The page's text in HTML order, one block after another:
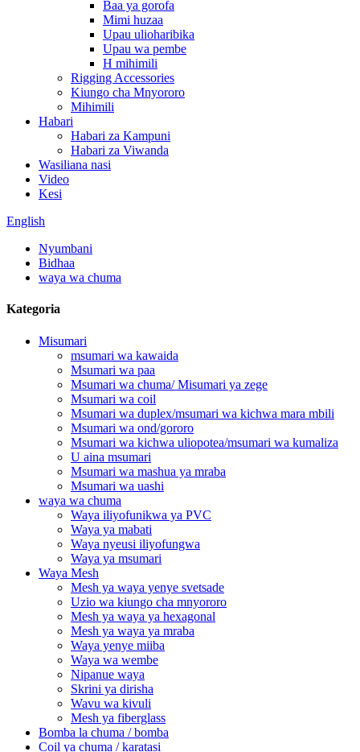
Baa ya gorofa
Mimi huzaa
Upau ulioharibika
Upau wa pembe
H mihimili
Rigging Accessories
Kiungo cha Mnyororo
Mihimili
Habari
Habari za Kampuni
Habari za Viwanda
Wasiliana nasi
Video
Kesi
English
Nyumbani
Bidhaa
waya wa chuma
Kategoria
Misumari
msumari wa kawaida
Msumari wa paa
Msumari wa chuma/ Misumari ya zege
Msumari wa coil
Msumari wa duplex/msumari wa kichwa mara mbili
Msumari wa ond/gororo
Msumari wa kichwa uliopotea/msumari wa kumaliza
U aina msumari
Msumari wa mashua ya mraba
Msumari wa uashi
waya wa chuma
Waya iliyofunikwa ya PVC
Waya ya mabati
Waya nyeusi iliyofungwa
Waya ya msumari
Waya Mesh
Mesh ya waya yenye svetsade
Uzio wa kiungo cha mnyororo
Mesh ya waya ya hexagonal
Mesh ya waya ya mraba
Waya yenye miiba
Waya wa wembe
Nipanue waya
Skrini ya dirisha
Wavu wa kivuli
Mesh ya fiberglass
Bomba la chuma / bomba
Coil ya chuma / karatasi